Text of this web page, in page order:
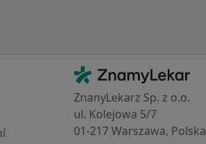
Kontakt
ZnamyLekar - Hlavní stránka
ZnanyLekarz Sp. z o.o.
ul. Kolejowa 5/7
01-217 Warszawa, Polska